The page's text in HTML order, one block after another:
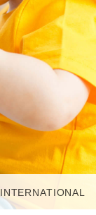
INTERNATIONAL